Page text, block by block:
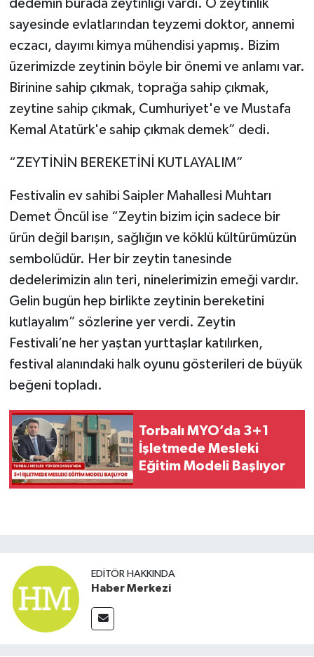
dedemin burada zeytinliği vardı. O zeytinlik
sayesinde evlatlarından teyzemi doktor, annemi
eczacı, dayımı kimya mühendisi yapmış. Bizim
üzerimizde zeytinin böyle bir önemi ve anlamı var.
Birinine sahip çıkmak, toprağa sahip çıkmak,
zeytine sahip çıkmak, Cumhuriyet'e ve Mustafa
Kemal Atatürk'e sahip çıkmak demek” dedi.
“ZEYTİNİN BEREKETİNİ KUTLAYALIM”
Festivalin ev sahibi Saipler Mahallesi Muhtarı
Demet Öncül ise “Zeytin bizim için sadece bir
ürün değil barışın, sağlığın ve köklü kültürümüzün
sembolüdür. Her bir zeytin tanesinde
dedelerimizin alın teri, ninelerimizin emeği vardır.
Gelin bugün hep birlikte zeytinin bereketini
kutlayalım” sözlerine yer verdi. Zeytin
Festivali’ne her yaştan yurttaşlar katılırken,
festival alanındaki halk oyunu gösterileri de büyük
beğeni topladı.
Torbalı MYO’da 3+1
İşletmede Mesleki
Eğitim Modeli Başlıyor
EDITÖR HAKKINDA
Haber Merkezi